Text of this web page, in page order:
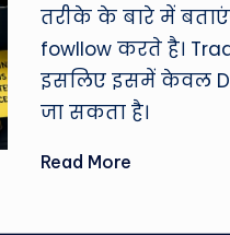
तरीके के बारे में
fowllow करते है।
इसलिए इसमें केवल
जा सकता है।
Read More